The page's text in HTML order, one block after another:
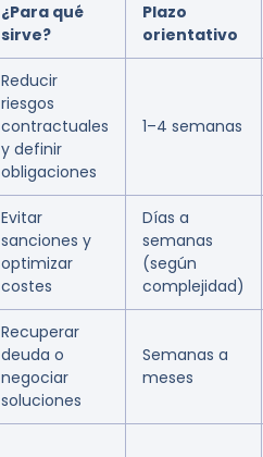
¿Para qué
sirve?
Plazo
orientativo
Reducir
riesgos
contractuales
y definir
obligaciones
1–4 semanas
Evitar
sanciones y
optimizar
costes
Días a
semanas
(según
complejidad)
Recuperar
deuda o
negociar
soluciones
Semanas a
meses